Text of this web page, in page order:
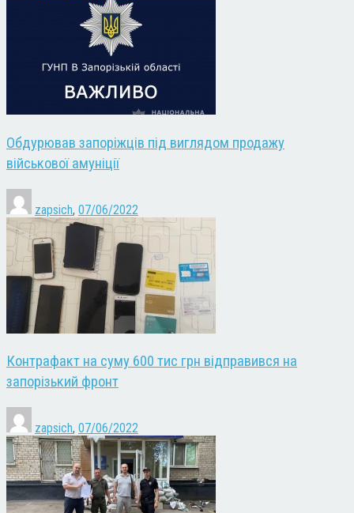
Обдурював запоріжців під виглядом продажу
військової амуніції
zapsich, 07/06/2022
Контрафакт на суму 600 тис грн відправився на
запорізький фронт
zapsich, 07/06/2022